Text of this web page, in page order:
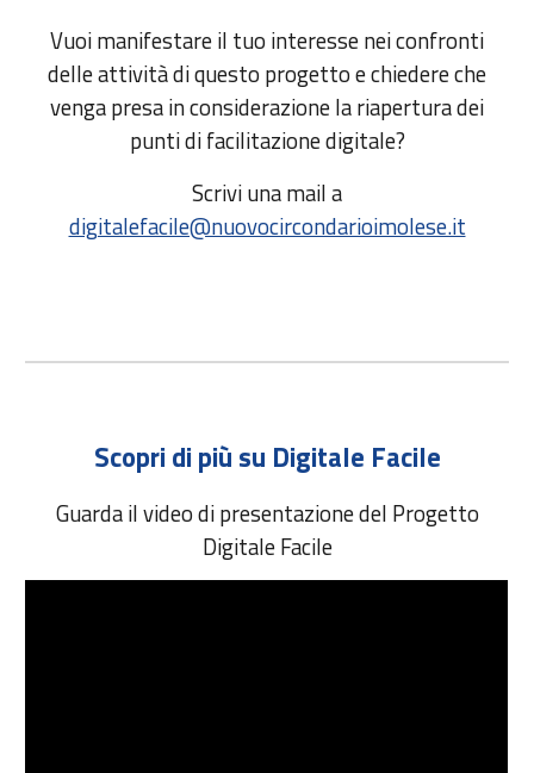
Vuoi manifestare il tuo interesse nei confronti
delle attività di questo progetto e chiedere che
venga presa in considerazione la riapertura dei
punti di facilitazione digitale?
Scrivi una mail a
digitalefacile@nuovocircondarioimolese.it
Scopri di più su Digitale Facile
Guarda il video di presentazione del Progetto
Digitale Facile